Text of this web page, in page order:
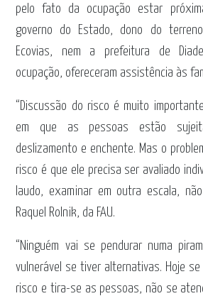
pelo fato da ocupação estar
governo do Estado, dono do
Ecovias, nem a prefeitura de
ocupação, ofereceram assistência às
“Discussão do risco é muito
em que as pessoas estão
deslizamento e enchente. Mas o
risco é que ele precisa ser avaliado
laudo, examinar em outra escala,
Raquel Rolnik, da FAU.
“Ninguém vai se pendurar numa
vulnerável se tiver alternativas. Hoje
risco e tira-se as pessoas, não se